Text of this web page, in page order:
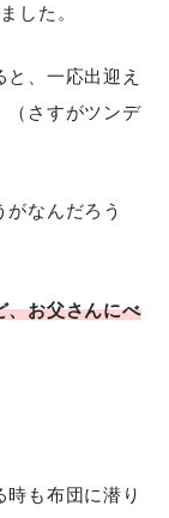
した。
、一応出迎え
（さすがツンデ
なんだろう
、お父さんにべ
時も布団に潜り